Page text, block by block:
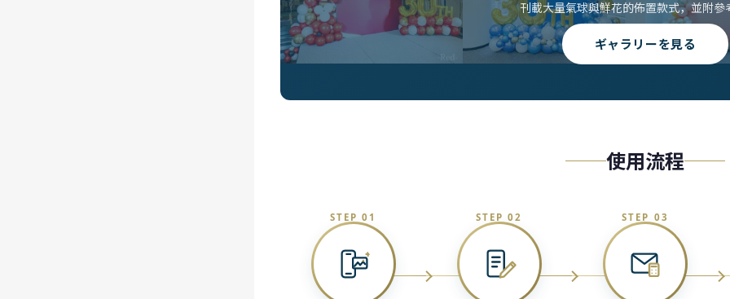
刊載大量氣球與鮮花的佈置款式，並附參
ギャラリーを見る
使用流程
STEP 01 STEP 02 STEP 03